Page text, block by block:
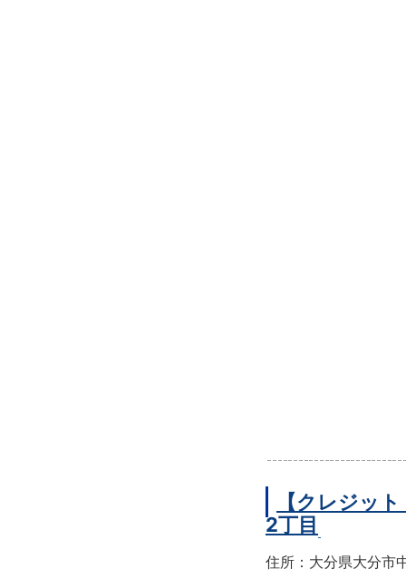
【クレジッ
2丁目
住所：大分県大分市